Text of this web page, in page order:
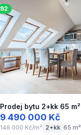
92
Prodej bytu 2+kk 65 m²
9 490 000 Kč
146 000 Kč/m² 2+kk 65 m²